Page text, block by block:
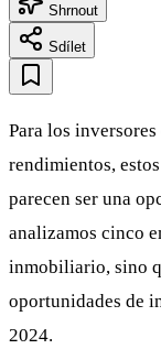
Shrnout
Sdílet
Para los
rendimientos,
parecen ser una
analizamos cinco
inmobiliario, sino
oportunidades de
2024.